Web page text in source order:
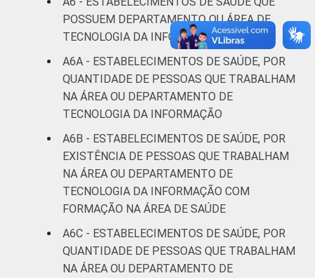
informação e comunicação nos
estabelecimentos de saúde brasileiros – TIC
POSSUEM DEPARTAMENTO OU ÁREA DE
TECNOLOGIA DA INFORMAÇÃO
A6A - ESTABELECIMENTOS DE SAÚDE, POR
QUANTIDADE DE PESSOAS QUE TRABALHAM
NA ÁREA OU DEPARTAMENTO DE
TECNOLOGIA DA INFORMAÇÃO
A6B - ESTABELECIMENTOS DE SAÚDE, POR
EXISTÊNCIA DE PESSOAS QUE TRABALHAM
NA ÁREA OU DEPARTAMENTO DE
TECNOLOGIA DA INFORMAÇÃO COM
FORMAÇÃO NA ÁREA DE SAÚDE
A6C - ESTABELECIMENTOS DE SAÚDE, POR
QUANTIDADE DE PESSOAS QUE TRABALHAM
NA ÁREA OU DEPARTAMENTO DE